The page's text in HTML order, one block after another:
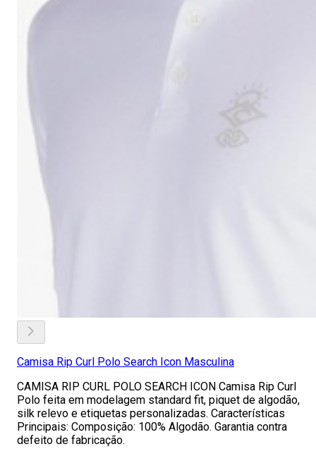
Camisa Rip Curl Polo Search Icon Masculina
CAMISA RIP CURL POLO SEARCH ICON Camisa Rip Curl
Polo feita em modelagem standard fit, piquet de algodão,
silk relevo e etiquetas personalizadas. Características
Principais: Composição: 100% Algodão. Garantia contra
defeito de fabricação.